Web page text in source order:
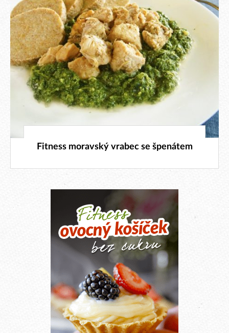
1. 12. 2018
Fitness moravský vrabec se špenátem